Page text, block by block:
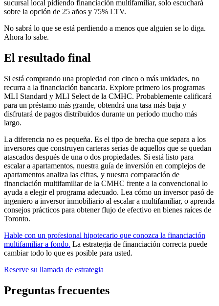
sucursal local pidiendo financiación multifamiliar, solo escuchará
sobre la opción de 25 años y 75% LTV.
No sabrá lo que se está perdiendo a menos que alguien se lo diga.
Ahora lo sabe.
El resultado final
Si está comprando una propiedad con cinco o más unidades, no
recurra a la financiación bancaria. Explore primero los programas
MLI Standard y MLI Select de la CMHC. Probablemente calificará
para un préstamo más grande, obtendrá una tasa más baja y
disfrutará de pagos distribuidos durante un período mucho más
largo.
La diferencia no es pequeña. Es el tipo de brecha que separa a los
inversores que construyen carteras serias de aquellos que se quedan
atascados después de una o dos propiedades. Si está listo para
escalar a apartamentos, nuestra guía de inversión en complejos de
apartamentos analiza las cifras, y nuestra comparación de
financiación multifamiliar de la CMHC frente a la convencional lo
ayuda a elegir el programa adecuado. Lea cómo un inversor pasó de
ingeniero a inversor inmobiliario al escalar a multifamiliar, o aprenda
consejos prácticos para obtener flujo de efectivo en bienes raíces de
Toronto.
Hable con un profesional hipotecario que conozca la financiación
multifamiliar a fondo. La estrategia de financiación correcta puede
cambiar todo lo que es posible para usted.
Reserve su llamada de estrategia
Preguntas frecuentes